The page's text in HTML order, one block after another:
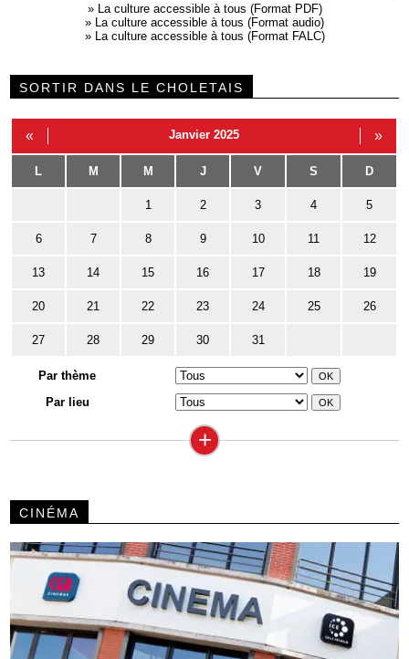
»
La culture accessible à tous (Format PDF)
»
La culture accessible à tous (Format audio)
»
La culture accessible à tous (Format FALC)
SORTIR DANS LE CHOLETAIS
« Janvier 2025 »
L M M J V S D
1 2 3 4 5
6 7 8 9 10 11 12
13 14 15 16 17 18 19
20 21 22 23 24 25 26
27 28 29 30 31
Par thème
Par lieu
+
CINÉMA